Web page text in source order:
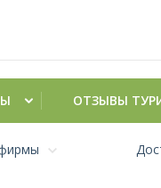
ОТЗЫВЫ